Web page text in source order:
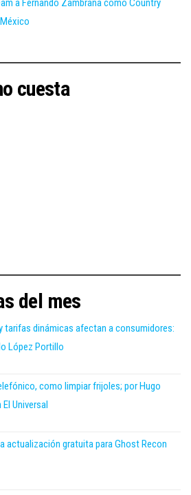
a Fernando Zambrana como Country
cuesta
del mes
tarifas dinámicas afectan a consumidores:
López Portillo
como limpiar frijoles; por Hugo
Universal
actualización gratuita para Ghost Recon